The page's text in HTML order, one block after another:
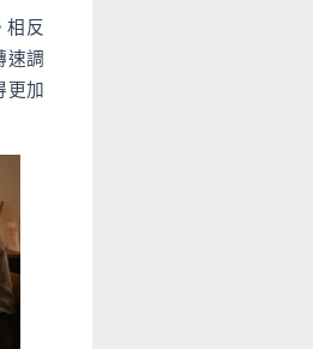
相反
速調
更加